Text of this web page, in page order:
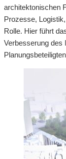
architektonischen
Prozesse,
Rolle. Hier führt
Verbesserung des